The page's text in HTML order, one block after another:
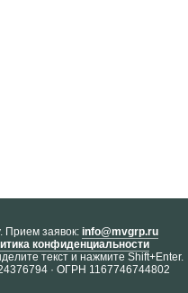
Прием заявок: info@mvgrp.ru
конфиденциальности
текст и нажмите Shift+Enter.
· ОГРН 1167746744802